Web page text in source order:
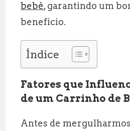
bebê, garantindo um
benefício.
Índice
Fatores que
de um Carrinho de
Antes de